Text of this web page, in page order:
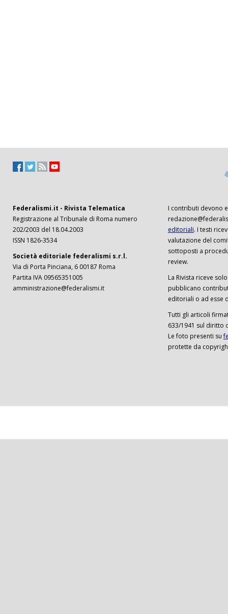
Federalismi.it - Rivista Telematica
Registrazione al Tribunale di Roma numero
202/2003 del 18.04.2003
ISSN 1826-3534
Società editoriale federalismi s.r.l.
Via di Porta Pinciana, 6 00187 Roma
Partita IVA 09565351005
amministrazione@federalismi.it
I contributi devono
editoriali. I testi
valutazione del
sottoposti a
review.
La Rivista riceve
pubblicano
editoriali o ad esse
Tutti gli articoli
633/1941 sul diritto
Le foto presenti su
protette da